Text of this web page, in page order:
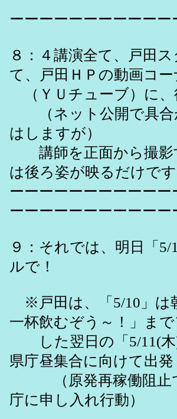
ーーーーーーーーーーー
８：４講演全て、戸田
て、戸田ＨＰの動画コー
（ＹＵチューブ）に
（ネット公開で具合
はしますが）
講師を正面から撮影
は後ろ姿が映るだけです
ーーーーーーーーーー
ーーーーーーーーーーー
９：それでは、明日「
ルで！
※戸田は、「5/10」は
一杯飲むぞう～！」ま
した翌日の「5/11(木)
県庁昼集合に向けて出発
（原発再稼働阻止で
庁に申し入れ行動）